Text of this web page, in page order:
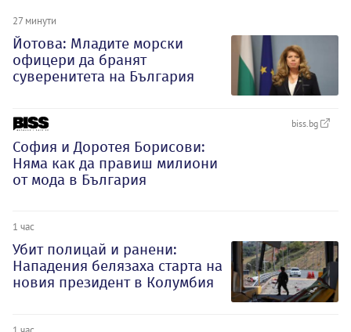
27 минути
Йотова: Младите морски
офицери да бранят
суверенитета на България
biss.bg
София и Доротея Борисови:
Няма как да правиш милиони
от мода в България
1 час
Убит полицай и ранени:
Нападения белязаха старта на
новия президент в Колумбия